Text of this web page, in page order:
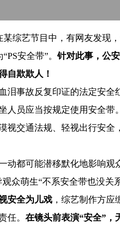
综艺节目中，有网友发现
安全带”。针对此事，公
自欺欺人！
泪事故反复印证的法定安全
人员应当按规定使用安全带
视交通法规、轻视出行安全
动都可能潜移默化地影响观
众萌生“不系安全带也没关
安全为儿戏 ，综艺制作方
任。 在镜头前表演“安全”，